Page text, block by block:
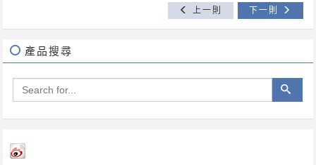
上一則 下一則
產品搜尋